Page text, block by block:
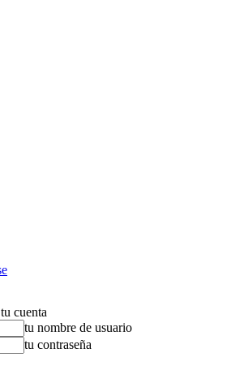
cuenta
tu nombre de usuario
tu contraseña